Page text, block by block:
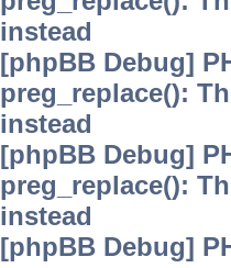
instead
[phpBB Debug]
preg_replace():
instead
[phpBB Debug]
preg_replace():
instead
[phpBB Debug]